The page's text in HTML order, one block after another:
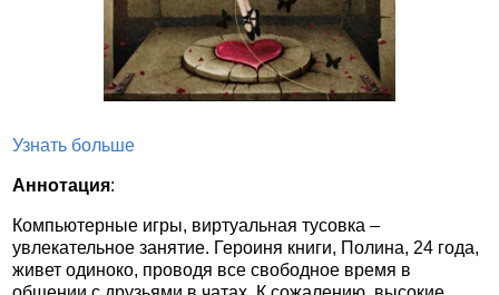
Узнать больше
Аннотация:
Компьютерные игры, виртуальная тусовка –
увлекательное занятие. Героиня книги, Полина, 24 года,
живет одиноко, проводя все свободное время в